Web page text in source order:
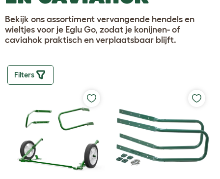
Bekijk ons assortiment vervangende hendels en
wieltjes voor je Eglu Go, zodat je konijnen- of
caviahok praktisch en verplaatsbaar blijft.
Filters